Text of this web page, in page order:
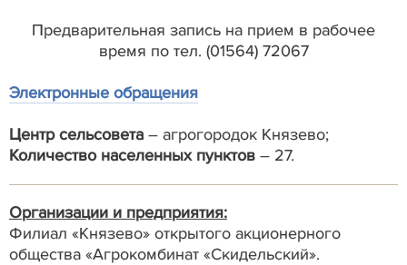
Предварительная запись на прием в рабочее
время по тел. (01564) 72067
Электронные обращения
Центр сельсовета – агрогородок Князево;
Количество населенных пунктов – 27.
Организации и предприятия:
Филиал «Князево» открытого акционерного
общества «Агрокомбинат «Скидельский».